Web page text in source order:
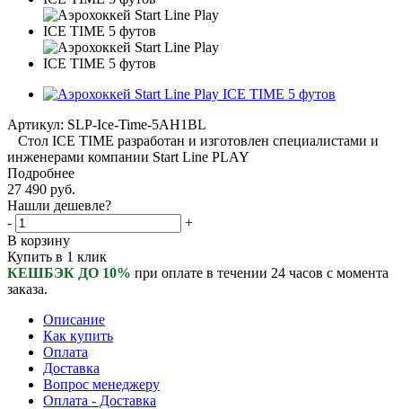
Артикул: SLP-Ice-Time-5AH1BL
Стол ICE TIME разработан и изготовлен специалистами и
инженерами компании Start Line PLAY
Подробнее
27 490 руб.
Нашли дешевле?
-
+
В корзину
Купить в 1 клик
КЕШБЭК ДО 10% при оплате в течении 24 часов с момента
заказа.
Описание
Как купить
Оплата
Доставка
Вопрос менеджеру
Оплата - Доставка